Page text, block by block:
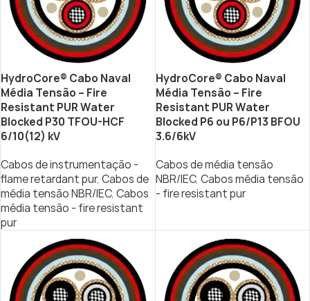
HydroCore® Cabo Naval
Média Tensão – Fire
Resistant PUR Water
Blocked P30 TFOU-HCF
6/10(12) kV
Cabos de instrumentação -
flame retardant pur, Cabos de
média tensão NBR/IEC, Cabos
média tensão - fire resistant
pur
HydroCore® Cabo Naval
Média Tensão – Fire
Resistant PUR Water
Blocked P6 ou P6/P13 BFOU
3.6/6kV
Cabos de média tensão
NBR/IEC, Cabos média tensão
- fire resistant pur